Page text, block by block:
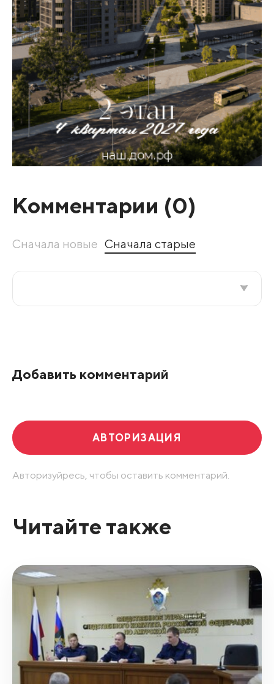
Комментарии (0)
Сначала новые Сначала старые
Добавить комментарий
АВТОРИЗАЦИЯ
Авторизуйресь, чтобы оставить комментарий.
Читайте также